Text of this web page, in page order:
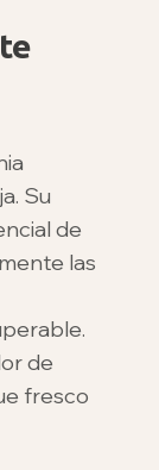
Su
de
las
de
fresco